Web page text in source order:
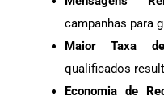
campanhas para
Maior Taxa
qualificados
Economia de